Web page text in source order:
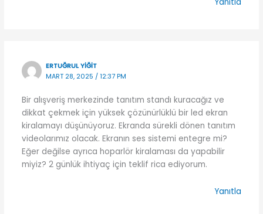
Yanıtla
ERTUĞRUL YIĞIT
MART 28, 2025 / 12:37 PM
Bir alışveriş merkezinde tanıtım standı kuracağız ve
dikkat çekmek için yüksek çözünürlüklü bir led ekran
kiralamayı düşünüyoruz. Ekranda sürekli dönen tanıtım
videolarımız olacak. Ekranın ses sistemi entegre mi?
Eğer değilse ayrıca hoparlör kiralaması da yapabilir
miyiz? 2 günlük ihtiyaç için teklif rica ediyorum.
Yanıtla